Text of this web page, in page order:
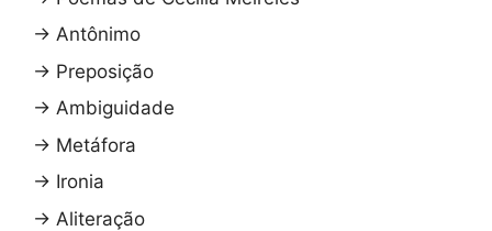
→ Antônimo
→ Preposição
→ Ambiguidade
→ Metáfora
→ Ironia
→ Aliteração